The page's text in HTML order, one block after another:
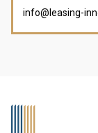
info@leasing-